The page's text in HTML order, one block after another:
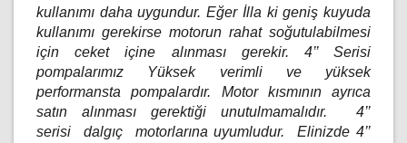
kullanımı daha uygundur. Eğer İlla ki geniş kuyuda
kullanımı gerekirse motorun rahat soğutulabilmesi
için ceket içine alınması gerekir. 4’’ Serisi
pompalarımız Yüksek verimli ve yüksek
performansta pompalardır. Motor kısmının ayrıca
satın alınması gerektiği unutulmamalıdır. 4’’
serisi
dalgıç motorlarına uyumludur.
Elinizde 4’’